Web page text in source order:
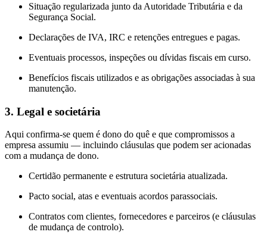
Situação regularizada junto da Autoridade Tributária e da
Segurança Social.
Declarações de IVA, IRC e retenções entregues e pagas.
Eventuais processos, inspeções ou dívidas fiscais em curso.
Benefícios fiscais utilizados e as obrigações associadas à sua
manutenção.
3. Legal e societária
Aqui confirma-se quem é dono do quê e que compromissos a
empresa assumiu — incluindo cláusulas que podem ser acionadas
com a mudança de dono.
Certidão permanente e estrutura societária atualizada.
Pacto social, atas e eventuais acordos parassociais.
Contratos com clientes, fornecedores e parceiros (e cláusulas
de mudança de controlo).